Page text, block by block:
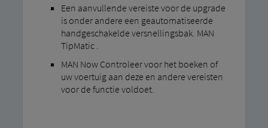
Een aanvullende vereiste voor de upgrade
is onder andere een geautomatiseerde
handgeschakelde versnellingsbak. MAN
TipMatic .
MAN Now Controleer voor het boeken of
uw voertuig aan deze en andere vereisten
voor de functie voldoet.